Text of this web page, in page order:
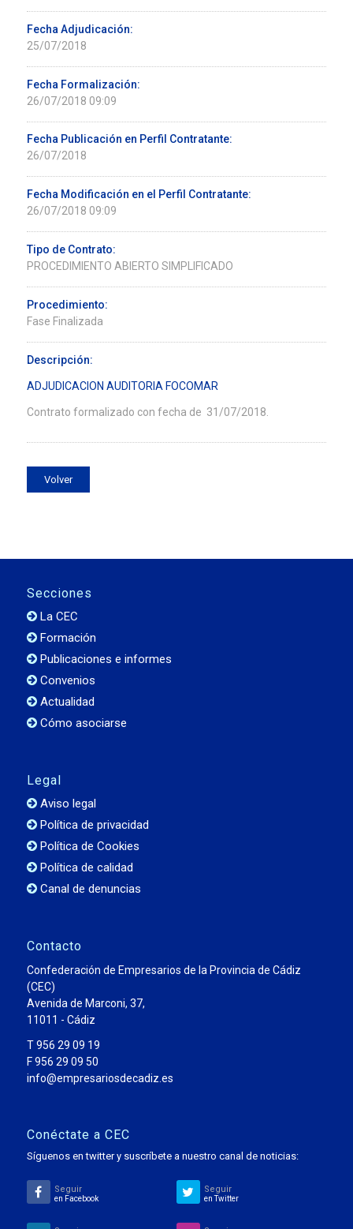
Fecha Adjudicación:
25/07/2018
Fecha Formalización:
26/07/2018 09:09
Fecha Publicación en Perfil Contratante:
26/07/2018
Fecha Modificación en el Perfil Contratante:
26/07/2018 09:09
Tipo de Contrato:
PROCEDIMIENTO ABIERTO SIMPLIFICADO
Procedimiento:
Fase Finalizada
Descripción:
ADJUDICACION AUDITORIA FOCOMAR
Contrato formalizado con fecha de 31/07/2018.
Volver
Secciones
La CEC
Formación
Publicaciones e informes
Convenios
Actualidad
Cómo asociarse
Legal
Aviso legal
Política de privacidad
Política de Cookies
Política de calidad
Canal de denuncias
Contacto
Confederación de Empresarios de la Provincia de Cádiz
(CEC)
Avenida de Marconi, 37,
11011 - Cádiz
T 956 29 09 19
F 956 29 09 50
info@empresariosdecadiz.es
Conéctate a CEC
Síguenos en twitter y suscríbete a nuestro canal de noticias:
Seguir
en Facebook
Seguir
en Twitter